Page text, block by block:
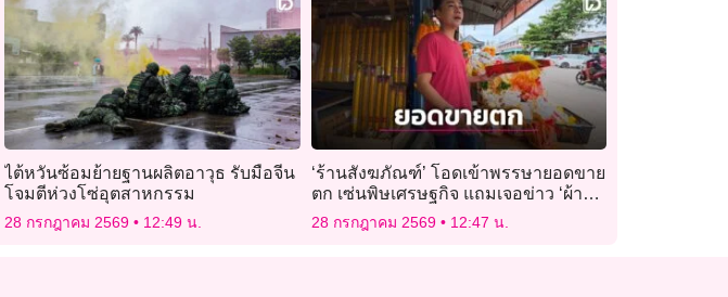
ไต้หวันซ้อมย้ายฐานผลิตอาวุธ รับมือจีน
โจมตีห่วงโซ่อุตสาหกรรม
28 กรกฎาคม 2569 12:49 น.
‘ร้านสังฆภัณฑ์’ โอดเข้าพรรษายอดขาย
ตก เซ่นพิษเศรษฐกิจ แถมเจอข่าว ‘ผ้า
ไตรยัดไส้’
28 กรกฎาคม 2569 12:47 น.